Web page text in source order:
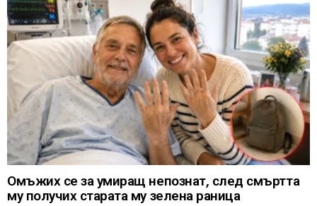
Омъжих се за умиращ непознат, след смъртта
му получих старата му зелена раница